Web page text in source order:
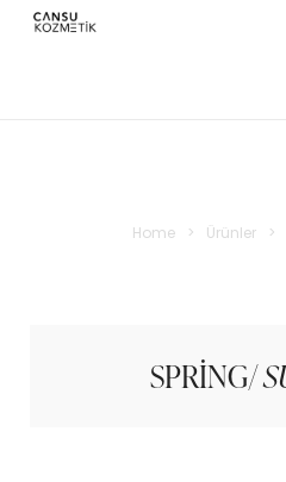
Home > Ürünler >
SPRING/